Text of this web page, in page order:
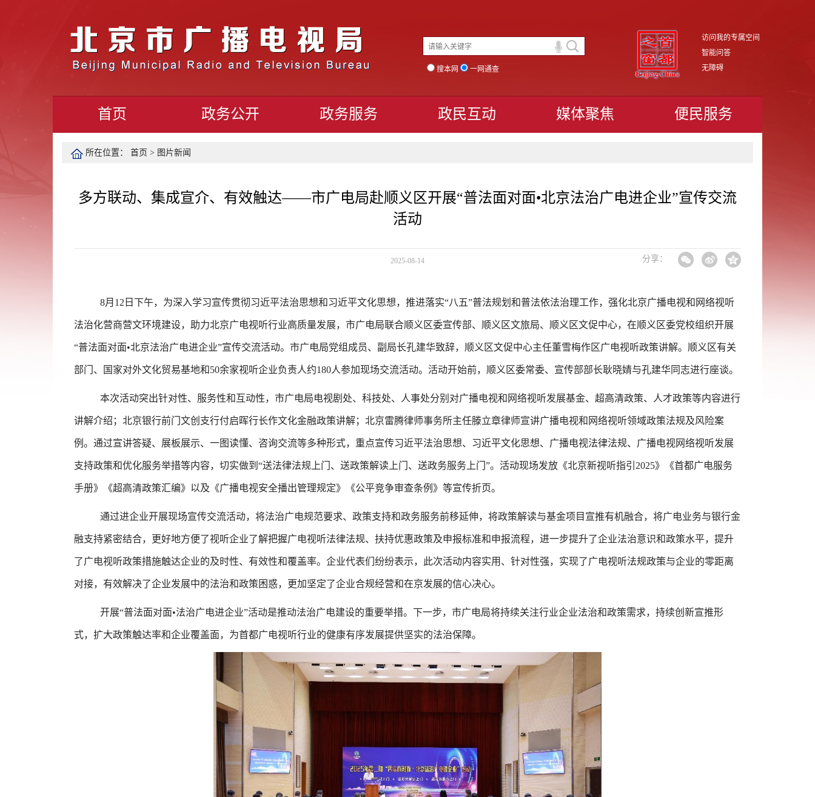
搜本网 一网通查
访问我的专属空间
智能问答
无障碍
首页 政务公开 政务服务 政民互动 媒体聚焦 便民服务
所在位置： 首页 > 图片新闻
多方联动、集成宣介、有效触达——市广电局赴顺义区开展“普法面对面•北京法治广电进企业”宣传交流
活动
2025-08-14 分享：
8月12日下午，为深入学习宣传贯彻习近平法治思想和习近平文化思想，推进落实“八五”普法规划和普法依法治理工作，强化北京广播电视和网络视听
法治化营商营文环境建设，助力北京广电视听行业高质量发展，市广电局联合顺义区委宣传部、顺义区文旅局、顺义区文促中心，在顺义区委党校组织开展
“普法面对面•北京法治广电进企业”宣传交流活动。市广电局党组成员、副局长孔建华致辞，顺义区文促中心主任董雪梅作区广电视听政策讲解。顺义区有关
部门、国家对外文化贸易基地和50余家视听企业负责人约180人参加现场交流活动。活动开始前，顺义区委常委、宣传部部长耿晓婧与孔建华同志进行座谈。
本次活动突出针对性、服务性和互动性，市广电局电视剧处、科技处、人事处分别对广播电视和网络视听发展基金、超高清政策、人才政策等内容进行
讲解介绍；北京银行前门文创支行付启晖行长作文化金融政策讲解；北京雷腾律师事务所主任滕立章律师宣讲广播电视和网络视听领域政策法规及风险案
例。通过宣讲答疑、展板展示、一图读懂、咨询交流等多种形式，重点宣传习近平法治思想、习近平文化思想、广播电视法律法规、广播电视网络视听发展
支持政策和优化服务举措等内容，切实做到“送法律法规上门、送政策解读上门、送政务服务上门”。活动现场发放《北京新视听指引2025》《首都广电服务
手册》《超高清政策汇编》以及《广播电视安全播出管理规定》《公平竞争审查条例》等宣传折页。
通过进企业开展现场宣传交流活动，将法治广电规范要求、政策支持和政务服务前移延伸，将政策解读与基金项目宣推有机融合，将广电业务与银行金
融支持紧密结合，更好地方便了视听企业了解把握广电视听法律法规、扶持优惠政策及申报标准和申报流程，进一步提升了企业法治意识和政策水平，提升
了广电视听政策措施触达企业的及时性、有效性和覆盖率。企业代表们纷纷表示，此次活动内容实用、针对性强，实现了广电视听法规政策与企业的零距离
对接，有效解决了企业发展中的法治和政策困惑，更加坚定了企业合规经营和在京发展的信心决心。
开展“普法面对面•法治广电进企业”活动是推动法治广电建设的重要举措。下一步，市广电局将持续关注行业企业法治和政策需求，持续创新宣推形
式，扩大政策触达率和企业覆盖面，为首都广电视听行业的健康有序发展提供坚实的法治保障。